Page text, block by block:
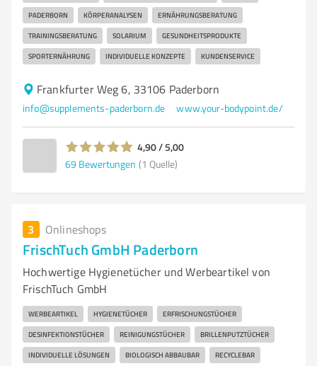
PADERBORN KÖRPERANALYSEN ERNÄHRUNGSBERATUNG
TRAININGSBERATUNG SOLARIUM GESUNDHEITSPRODUKTE
SPORTERNÄHRUNG INDIVIDUELLE KONZEPTE KUNDENSERVICE
Frankfurter Weg 6, 33106 Paderborn
info@supplements-paderborn.de www.your-bodypoint.de/
4,90 / 5,00
69 Bewertungen (1 Quelle)
3 Onlineshops
FrischTuch GmbH Paderborn
Hochwertige Hygienetücher und Werbeartikel von
FrischTuch GmbH
WERBEARTIKEL HYGIENETÜCHER ERFRISCHUNGSTÜCHER
DESINFEKTIONSTÜCHER REINIGUNGSTÜCHER BRILLENPUTZTÜCHER
INDIVIDUELLE LÖSUNGEN BIOLOGISCH ABBAUBAR RECYCLEBAR